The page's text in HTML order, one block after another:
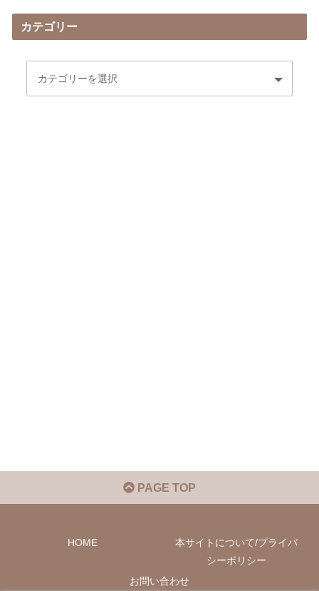
カテゴリー
PAGE TOP
HOME
本サイトについて/プライバ
シーポリシー
お問い合わせ